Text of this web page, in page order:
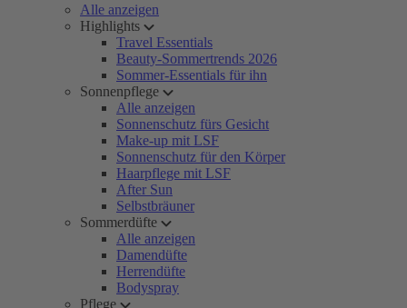
Alle anzeigen
Highlights
Travel Essentials
Beauty-Sommertrends 2026
Sommer-Essentials für ihn
Sonnenpflege
Alle anzeigen
Sonnenschutz fürs Gesicht
Make-up mit LSF
Sonnenschutz für den Körper
Haarpflege mit LSF
After Sun
Selbstbräuner
Sommerdüfte
Alle anzeigen
Damendüfte
Herrendüfte
Bodyspray
Pflege